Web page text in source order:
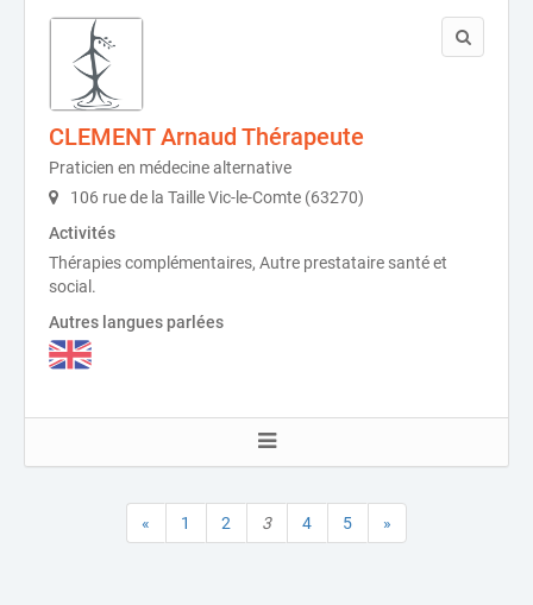
CLEMENT Arnaud Thérapeute
Praticien en médecine alternative
106 rue de la Taille Vic-le-Comte (63270)
Activités
Thérapies complémentaires, Autre prestataire santé et
social.
Autres langues parlées
« 1 2 3 4 5 »